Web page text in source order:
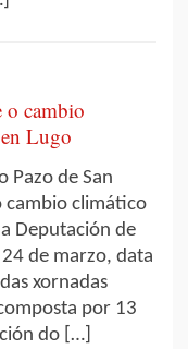
Pazo de San
cambio climático
Deputación de
de marzo, data
xornadas
por 13
do […]